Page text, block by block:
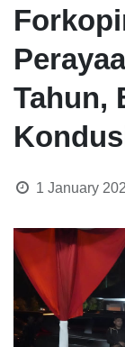
Tahun,
1 January